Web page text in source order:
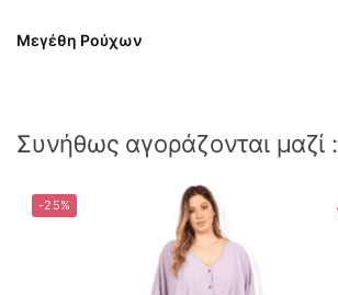
Μεγέθη Ρούχων
Συνήθως αγοράζονται μαζί :
-25%